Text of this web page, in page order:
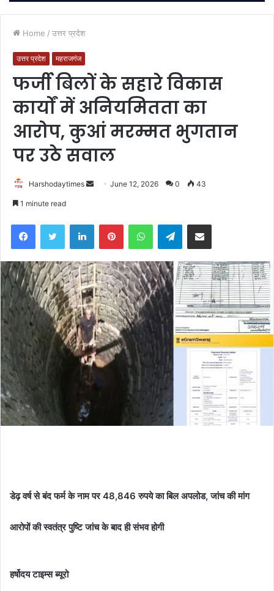
Home / उत्तर प्रदेश
उत्तर प्रदेश महराजगंज
फर्जी बिलों के सहारे विकास
कार्यों में अनियमितता का
आरोप, कुआं मरम्मत भुगतान
पर उठे सवाल
Harshodaytimes
SendJune 12, 2026 0 43
1 minute read
FacebookTwitter LinkedInPinterestWhatsAppTelegramShare via Email
डेढ़ वर्ष से बंद फर्म के नाम पर 48,846 रुपये का बिल अपलोड, जांच की मांग
आरोपों की स्वतंत्र पुष्टि जांच के बाद ही संभव होगी
हर्षोदय टाइम्स ब्यूरो